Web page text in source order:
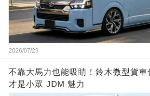
2026/07/29
不靠大馬力也能吸睛！鈴木微型貨車
才是小眾 JDM 魅力